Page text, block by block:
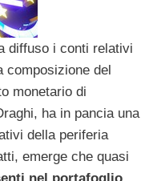
diffuso i conti relativi
composizione del
monetario di
ha in pancia una
della periferia
emerge che quasi